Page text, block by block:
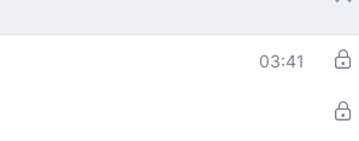
03:41